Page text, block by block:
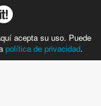
acepta su uso. Puede
política de privacidad.